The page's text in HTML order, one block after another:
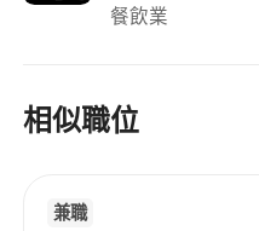
餐飲業
相似職位
兼職